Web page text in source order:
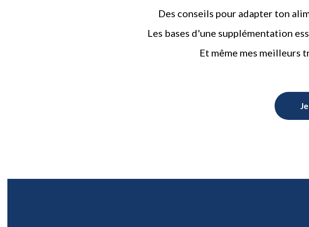
Des conseils pour adapter ton
Les bases d'une supplémentation
Et même mes meilleurs